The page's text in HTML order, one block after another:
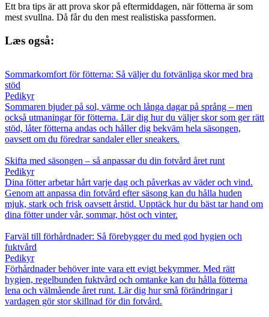
Ett bra tips är att prova skor på eftermiddagen, när fötterna är som
mest svullna. Då får du den mest realistiska passformen.
Læs også:
Sommarkomfort för fötterna: Så väljer du fotvänliga skor med bra
stöd
Pedikyr
Sommaren bjuder på sol, värme och långa dagar på språng – men
också utmaningar för fötterna. Lär dig hur du väljer skor som ger rätt
stöd, låter fötterna andas och håller dig bekväm hela säsongen,
oavsett om du föredrar sandaler eller sneakers.
Skifta med säsongen – så anpassar du din fotvård året runt
Pedikyr
Dina fötter arbetar hårt varje dag och påverkas av väder och vind.
Genom att anpassa din fotvård efter säsong kan du hålla huden
mjuk, stark och frisk oavsett årstid. Upptäck hur du bäst tar hand om
dina fötter under vår, sommar, höst och vinter.
Farväl till förhårdnader: Så förebygger du med god hygien och
fuktvård
Pedikyr
Förhårdnader behöver inte vara ett evigt bekymmer. Med rätt
hygien, regelbunden fuktvård och omtanke kan du hålla fötterna
lena och välmående året runt. Lär dig hur små förändringar i
vardagen gör stor skillnad för din fotvård.